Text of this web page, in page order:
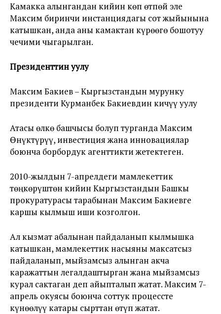
Камакка алынгандан кийин көп өтпөй эле
Максим биринчи инстанциядагы сот жыйынына
катышкан, анда аны камактан күрөөгө бошотуу
чечими чыгарылган.
Президенттин уулу
Максим Бакиев – Кыргызстандын мурунку
президенти Курманбек Бакиевдин кичүү уулу
Атасы өлкө башчысы болуп турганда Максим
Өнүктүрүү, инвестиция жана инновациялар
боюнча борбордук агенттикти жетектеген.
2010-жылдын 7-апрелдеги мамлекеттик
төңкөрүштөн кийин Кыргызстандын Башкы
прокуратурасы тарабынан Максим Бакиевге
каршы кылмыш иши козголгон.
Ал кызмат абалынан пайдаланып кылмышка
катышкан, мамлекеттик насыяны максатсыз
пайдаланып, мыйзамсыз алынган акча
каражаттын легалдаштырган жана мыйзамсыз
курал сактаган деп айыпталып жатат. Максим 7-
апрель окуясы боюнча соттук процессте
күнөөлүү катары сырттан өтүп жатат.